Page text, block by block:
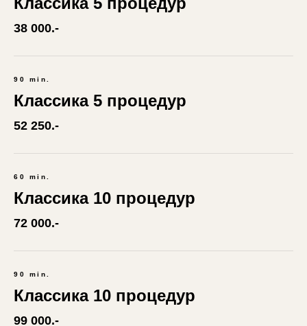
38 000.-
90 min.
Классика 5 процедур
52 250.-
60 min.
Классика 10 процедур
72 000.-
90 min.
Классика 10 процедур
99 000.-